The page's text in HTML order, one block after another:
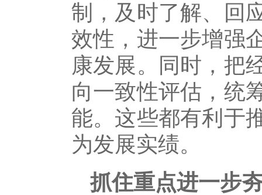
制，及时了解、回
效性，进一步增强
康发展。同时，把
向一致性评估，统
能。这些都有利于
为发展实绩。
抓住重点进一步